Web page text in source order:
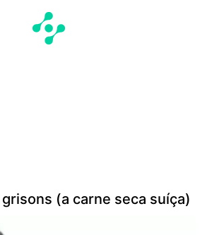
(a carne seca suíça)